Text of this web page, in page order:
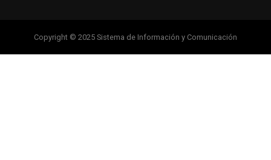
Copyright © 2025 Sistema de Información y Comunicación